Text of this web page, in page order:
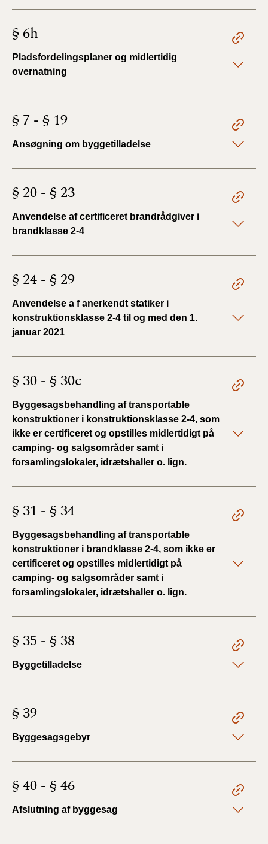
§ 6h
Pladsfordelingsplaner og midlertidig
overnatning
§ 7 - § 19
Ansøgning om byggetilladelse
§ 20 - § 23
Anvendelse af certificeret brandrådgiver i
brandklasse 2-4
§ 24 - § 29
Anvendelse a f anerkendt statiker i
konstruktionsklasse 2-4 til og med den 1.
januar 2021
§ 30 - § 30c
Byggesagsbehandling af transportable
konstruktioner i konstruktionsklasse 2-4, som
ikke er certificeret og opstilles midlertidigt på
camping- og salgsområder samt i
forsamlingslokaler, idrætshaller o. lign.
§ 31 - § 34
Byggesagsbehandling af transportable
konstruktioner i brandklasse 2-4, som ikke er
certificeret og opstilles midlertidigt på
camping- og salgsområder samt i
forsamlingslokaler, idrætshaller o. lign.
§ 35 - § 38
Byggetilladelse
§ 39
Byggesagsgebyr
§ 40 - § 46
Afslutning af byggesag